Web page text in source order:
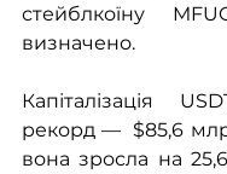
стейблкоїну
визначено.
Капіталізація
рекорд —  $85,6
вона зросла на